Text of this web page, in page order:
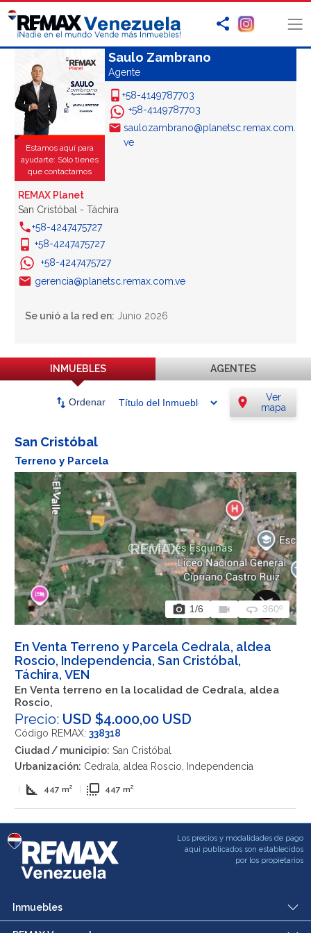
Estamos aquí para
ayudarte: Sólo tienes
que contactarnos
Saulo Zambrano
Agente
+58-4149787703
+58-4149787703
saulozambrano@planetsc.remax.com.
ve
REMAX Planet
San Cristóbal - Táchira
+58-4247475727
+58-4247475727
+58-4247475727
gerencia@planetsc.remax.com.ve
Se unió a la red en: Junio 2026
INMUEBLES AGENTES
swap_vert Ordenar location_on
Ver
mapa
San Cristóbal
Terreno y Parcela
photo_camera 1/6 videocam 360 360º
En Venta Terreno y Parcela Cedrala, aldea
Roscio, Independencia, San Cristóbal,
Táchira, VEN
En Venta terreno en la localidad de Cedrala, aldea
Roscio,
Precio: USD $4.000,00 USD
Código REMAX: 338318
Ciudad / municipio: San Cristóbal
Urbanización: Cedrala, aldea Roscio, Independencia
square_foot 447 m² flip_to_front 447 m²
Los precios y modalidades de pago
aqui publicados son establecidos
por los propietarios
Inmuebles